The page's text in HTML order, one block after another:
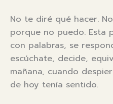
No te diré qué hacer.
porque no puedo. Esta
con palabras, se
escúchate, decide,
mañana, cuando
de hoy tenía sentido.